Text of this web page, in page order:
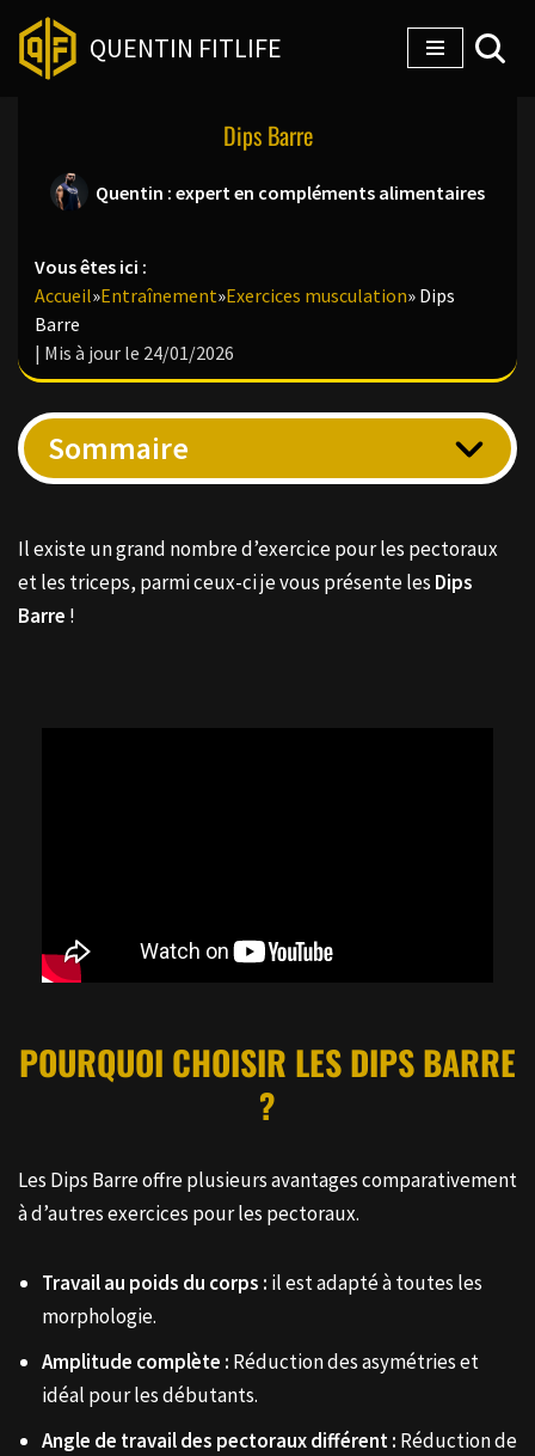
Aller
QUENTIN FITLIFE
Dips Barre
Quentin : expert en compléments alimentaires
Vous êtes ici :
Accueil»Entraînement»Exercices musculation» Dips
Barre
| Mis à jour le 24/01/2026
Sommaire
Il existe un grand nombre d’exercice pour les pectoraux
et les triceps, parmi ceux-ci je vous présente les Dips
Barre !
POURQUOI CHOISIR LESDIPS BARRE
?
Les Dips Barre offre plusieurs avantages comparativement
à d’autres exercices pour les pectoraux.
Travail au poids du corps : il est adapté à toutes les
morphologie.
Amplitude complète : Réduction des asymétries et
idéal pour les débutants.
Angle de travail des pectoraux différent : Réduction de